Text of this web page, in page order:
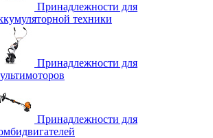
Принадлежности для
техники
Принадлежности для
Принадлежности для